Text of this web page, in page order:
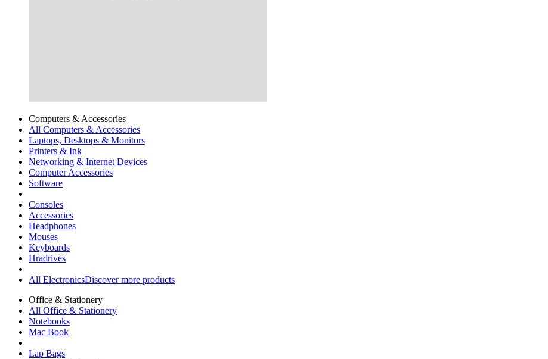
Computers & Accessories
All Computers & Accessories
Laptops, Desktops & Monitors
Printers & Ink
Networking & Internet Devices
Computer Accessories
Software
Consoles
Accessories
Headphones
Mouses
Keyboards
Hradrives
All ElectronicsDiscover more products
Office & Stationery
All Office & Stationery
Notebooks
Mac Book
Lap Bags